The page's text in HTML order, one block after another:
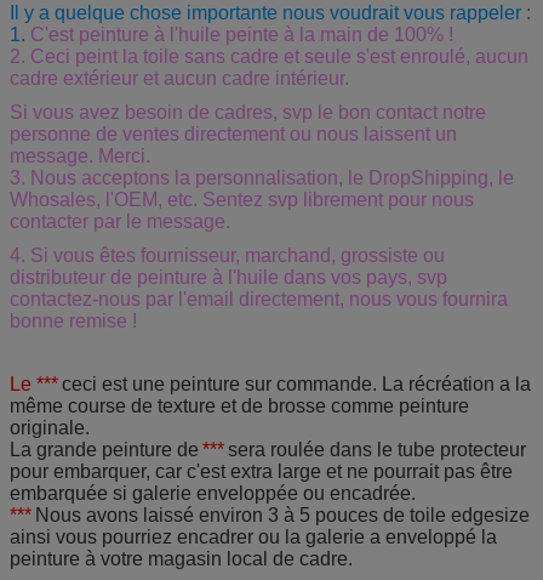
Il y a quelque chose importante nous voudrait vous rappeler :
1. C'est peinture à l'huile peinte à la main de 100% !
2. Ceci peint la toile sans cadre et seule s'est enroulé, aucun
cadre extérieur et aucun cadre intérieur.
Si vous avez besoin de cadres, svp le bon contact notre
personne de ventes directement ou nous laissent un
message. Merci.
3. Nous acceptons la personnalisation, le DropShipping, le
Whosales, l'OEM, etc. Sentez svp librement pour nous
contacter par le message.
4. Si vous êtes fournisseur, marchand, grossiste ou
distributeur de peinture à l'huile dans vos pays, svp
contactez-nous par l'email directement, nous vous fournira
bonne remise !
Le ***ceci est une peinture sur commande. La récréation a la
même course de texture et de brosse comme peinture
originale.
La grande peinture de ***sera roulée dans le tube protecteur
pour embarquer, car c'est extra large et ne pourrait pas être
embarquée si galerie enveloppée ou encadrée.
*** Nous avons laissé environ 3 à 5 pouces de toile edgesize
ainsi vous pourriez encadrer ou la galerie a enveloppé la
peinture à votre magasin local de cadre.